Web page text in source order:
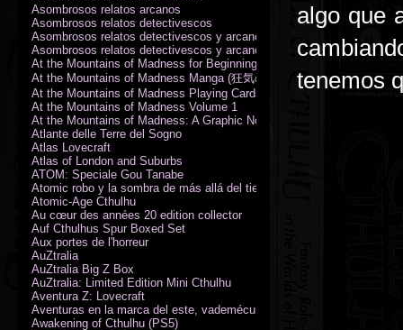
algo que
tenemos
Asombrosos relatos arcanos
Asombrosos relatos detectivescos
Asombrosos relatos detectivescos y arcanos
Asombrosos relatos detectivescos y arcanos
At the Mountains of Madness for Beginning Readers
At the Mountains of Madness Manga (狂気の山脈)
At the Mountains of Madness Playing Cards
At the Mountains of Madness Volume 1
At the Mountains of Madness: A Graphic Novel
Atlante delle Terre del Sogno
Atlas Lovecraft
Atlas of London and Suburbs
ATOM: Speciale Gou Tanabe
Atomic robo y la sombra de más allá del tiempo
Atomic-Age Cthulhu
Au cœur des années 20 edition collector
Auf Cthulhus Spur Boxed Set
Aux portes de l'horreur
AuZtralia
AuZtralia Big Z Box
AuZtralia: Limited Edition Mini Cthulhu
Aventura Z: Lovecraft
Aventuras en la marca del este, vademécum de campaña
Awakening of Cthulhu (PS5)